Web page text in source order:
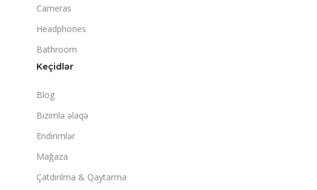
Cameras
Headphones
Bathroom
Keçidlər
Blog
Bizimlə əlaqə
Endirimlər
Mağaza
Çatdırılma & Qaytarma